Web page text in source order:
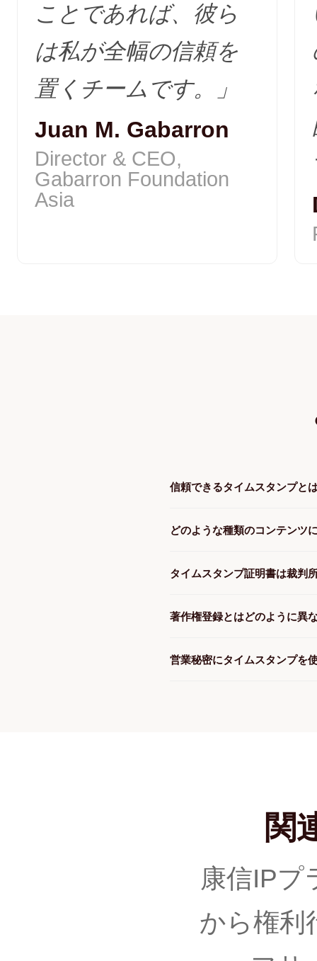
ことであれば、彼ら
は私が全幅の信頼を
置くチームです。」
Juan M. Gabarron
Director & CEO,
Gabarron Foundation
Asia
信頼できるタイムスタンプと
どのような種類のコンテンツ
タイムスタンプ証明書は裁判
著作権登録とはどのように異
営業秘密にタイムスタンプを
関
康信IPプ
から権利